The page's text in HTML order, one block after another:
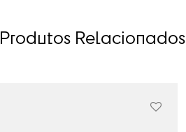
Produtos Relacionados